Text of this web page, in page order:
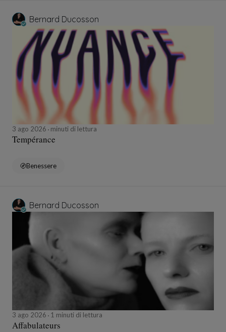
Bernard Ducosson
3 ago 2026 minuti di lettura
Tempérance
Benessere
Bernard Ducosson
3 ago 2026 1 minuti di lettura
Affabulateurs